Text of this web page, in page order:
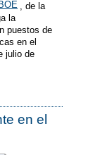
, de la
la
puestos de
en el
julio de
en el